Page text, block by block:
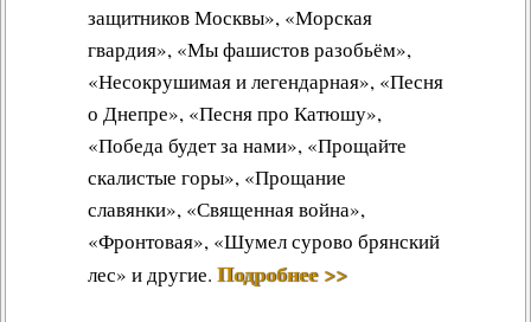
защитников Москвы», «Морская
гвардия», «Мы фашистов разобьём»,
«Несокрушимая и легендарная», «Песня
о Днепре», «Песня про Катюшу»,
«Победа будет за нами», «Прощайте
скалистые горы», «Прощание
славянки», «Священная война»,
«Фронтовая», «Шумел сурово брянский
лес» и другие. Подробнее >>